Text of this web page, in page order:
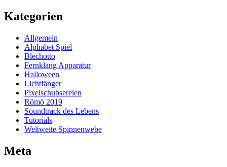
Kategorien
Allgemein
Alphabet Spiel
Blechotto
Fernklang Apparatur
Halloween
Lichtfänger
Pixelschubsereien
Römö 2019
Soundtrack des Lebens
Tutorials
Weltweite Spinnenwebe
Meta